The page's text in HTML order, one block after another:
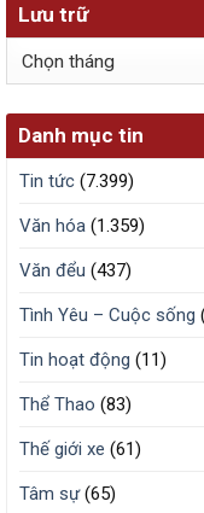
Lưu trữ
Lưu
trữ
Danh mục tin
Tin tức (7.399)
Văn hóa (1.359)
Văn đểu (437)
Tình Yêu – Cuộc sống
Tin hoạt động (11)
Thể Thao (83)
Thế giới xe (61)
Tâm sự(65)